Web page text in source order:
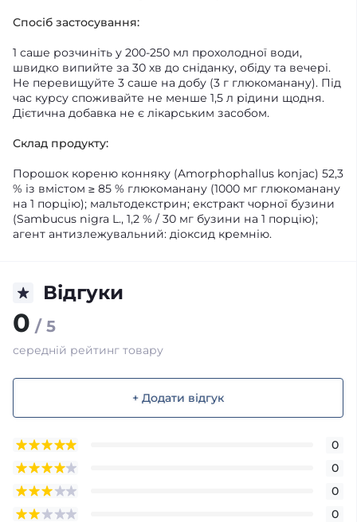
Спосіб застосування:
1 саше розчиніть у 200-250 мл прохолодної води,
швидко випийте за 30 хв до сніданку, обіду та вечері.
Не перевищуйте 3 саше на добу (3 г глюкоманану). Під
час курсу споживайте не менше 1,5 л рідини щодня.
Дієтична добавка не є лікарським засобом.
Склад продукту:
Порошок кореню конняку (Amorphophallus konjac) 52,3
% із вмістом ≥ 85 % глюкоманану (1000 мг глюкоманану
на 1 порцію); мальтодекстрин; екстракт чорної бузини
(Sambucus nigra L., 1,2 % / 30 мг бузини на 1 порцію);
агент антизлежувальний: діоксид кремнію.
Відгуки
0 / 5
середній рейтинг товару
+ Додати відгук
0
0
0
0